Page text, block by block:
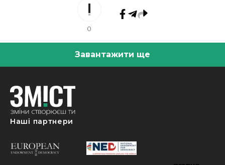
0
Завантажити ще
Наші партнери